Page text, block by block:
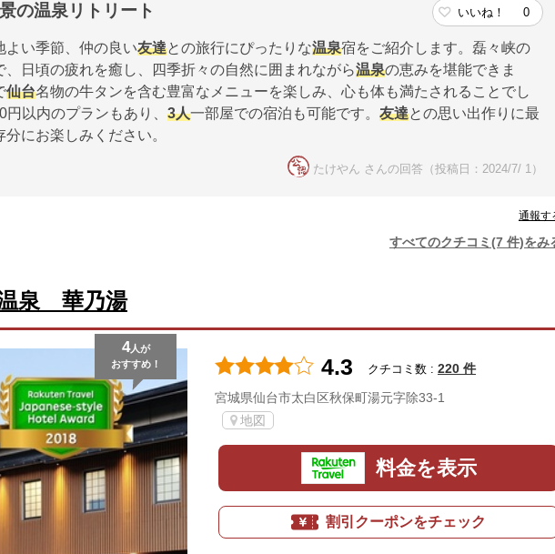
の温泉リトリート いいね！ 0
よい季節、仲の良い友達との旅行にぴったりな温泉宿をご紹介します。磊々峡の
、日頃の疲れを癒し、四季折々の自然に囲まれながら温泉の恵みを堪能できま
仙台名物の牛タンを含む豊富なメニューを楽しみ、心も体も満たされることでし
以内のプランもあり、 3人一部屋での宿泊も可能です。 友達との思い出作りに最
分にお楽しみください。
たけやん さんの回答（投稿日：2024/7/ 1）
通報す
すべてのクチコミ(7 件)をみ
泉 華乃湯
4人が
おすすめ！
4.3 クチコミ数 : 220 件
宮城県仙台市太白区秋保町湯元字除33-1
地図
料金を表示
割引クーポンをチェック